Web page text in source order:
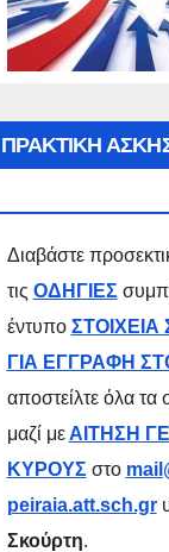
ΠΡΑΚΤΙΚΗ
Διαβάστε
τις ΟΔΗΓΙΕΣ
έντυπο
ΓΙΑ ΕΓΓΡΑΦΗ
αποστείλτε όλα τα
μαζί με ΑΙΤΗΣΗ
ΚΥΡΟΥΣ στο
peiraia.att.sch.gr
Σκούρτη.